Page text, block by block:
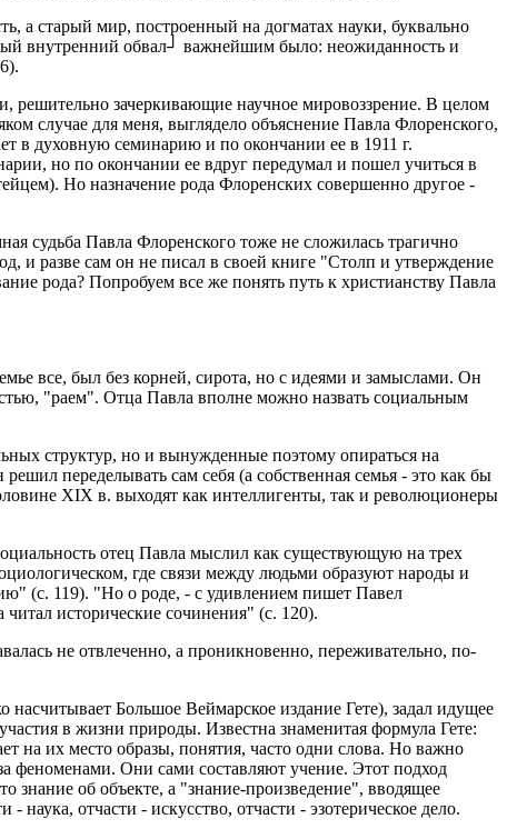
а старый мир, построенный на догматах науки, буквально
внутренний обвал┘ важнейшим было: неожиданность и
решительно зачеркивающие научное мировоззрение. В целом
случае для меня, выглядело объяснение Павла Флоренского,
в духовную семинарию и по окончании ее в 1911 г.
но по окончании ее вдруг передумал и пошел учиться в
Но назначение рода Флоренских совершенно другое -
судьба Павла Флоренского тоже не сложилась трагично
и разве сам он не писал в своей книге "Столп и утверждение
рода? Попробуем все же понять путь к христианству Павла
все, был без корней, сирота, но с идеями и замыслами. Он
"раем". Отца Павла вполне можно назвать социальным
структур, но и вынужденные поэтому опираться на
переделывать сам себя (а собственная семья - это как бы
XIX в. выходят как интеллигенты, так и революционеры
отец Павла мыслил как существующую на трех
где связи между людьми образуют народы и
(с. 119). "Но о роде, - с удивлением пишет Павел
исторические сочинения" (с. 120).
не отвлеченно, а проникновенно, переживательно, по-
Большое Веймарское издание Гете), задал идущее
в жизни природы. Известна знаменитая формула Гете:
на их место образы, понятия, часто одни слова. Но важно
феноменами. Они сами составляют учение. Этот подход
знание об объекте, а "знание-произведение", вводящее
наука, отчасти - искусство, отчасти - эзотерическое дело.